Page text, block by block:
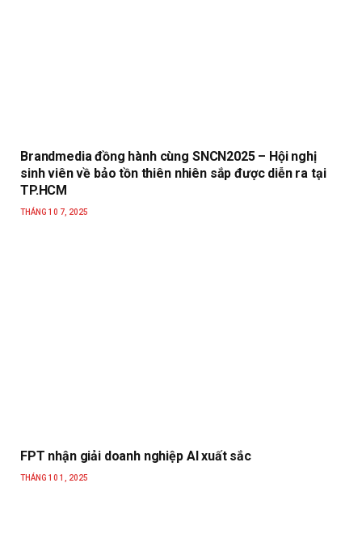
Brandmedia đồng hành cùng SNCN2025 – Hội nghị
sinh viên về bảo tồn thiên nhiên sắp được diễn ra tại
TP.HCM
THÁNG 10 7, 2025
FPT nhận giải doanh nghiệp AI xuất sắc
THÁNG 10 1, 2025